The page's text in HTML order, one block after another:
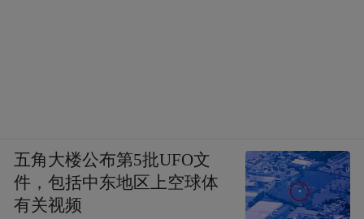
五角大楼公布第5批UFO文
件，包括中东地区上空球体
有关视频